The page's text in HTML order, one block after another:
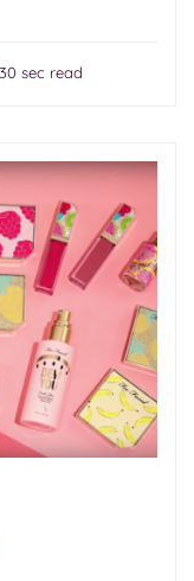
30 sec read